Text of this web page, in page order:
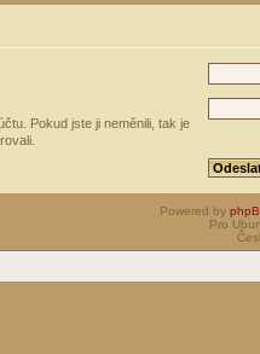
Pokud jste ji neměnili, tak je
Powered by
Pro